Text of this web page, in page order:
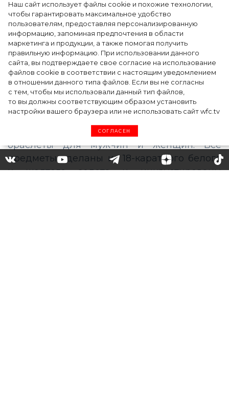
Наш сайт использует файлы cookie и похожие технологии,
чтобы гарантировать максимальное удобство
пользователям, предоставляя персонализированную
информацию, запоминая предпочтения в области
маркетинга и продукции, а также помогая получить
правильную информацию. При использовании данного
сайта, вы подтверждаете свое согласие на использование
файлов cookie в соответствии с настоящим уведомлением
в отношении данного типа файлов. Если вы не согласны
с тем, чтобы мы использовали данный тип файлов,
то вы должны соответствующим образом установить
настройки вашего браузера или не использовать сайт wfc.tv
СОГЛАСЕН
5 фасонов брюк, которые повсюду этим
летом
Prada выпустил коллекцию